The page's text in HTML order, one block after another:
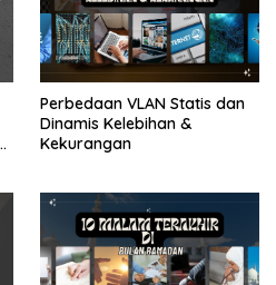
Perbedaan VLAN Statis dan
Dinamis Kelebihan &
Kekurangan